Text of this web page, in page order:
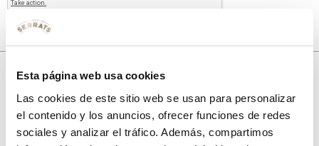
Esta página web usa cookies
Las cookies de este sitio web se usan para personalizar
el contenido y los anuncios, ofrecer funciones de redes
sociales y analizar el tráfico. Además, compartimos
10% de descuento